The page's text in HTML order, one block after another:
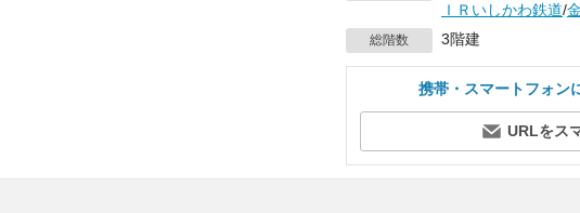
ＩＲいしかわ鉄道/
総階数 3階建
携帯・スマートフォン
URLをス